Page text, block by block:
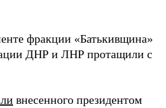
фракции «Батькивщина»
ДНР и ЛНР протащили с
внесенного президентом